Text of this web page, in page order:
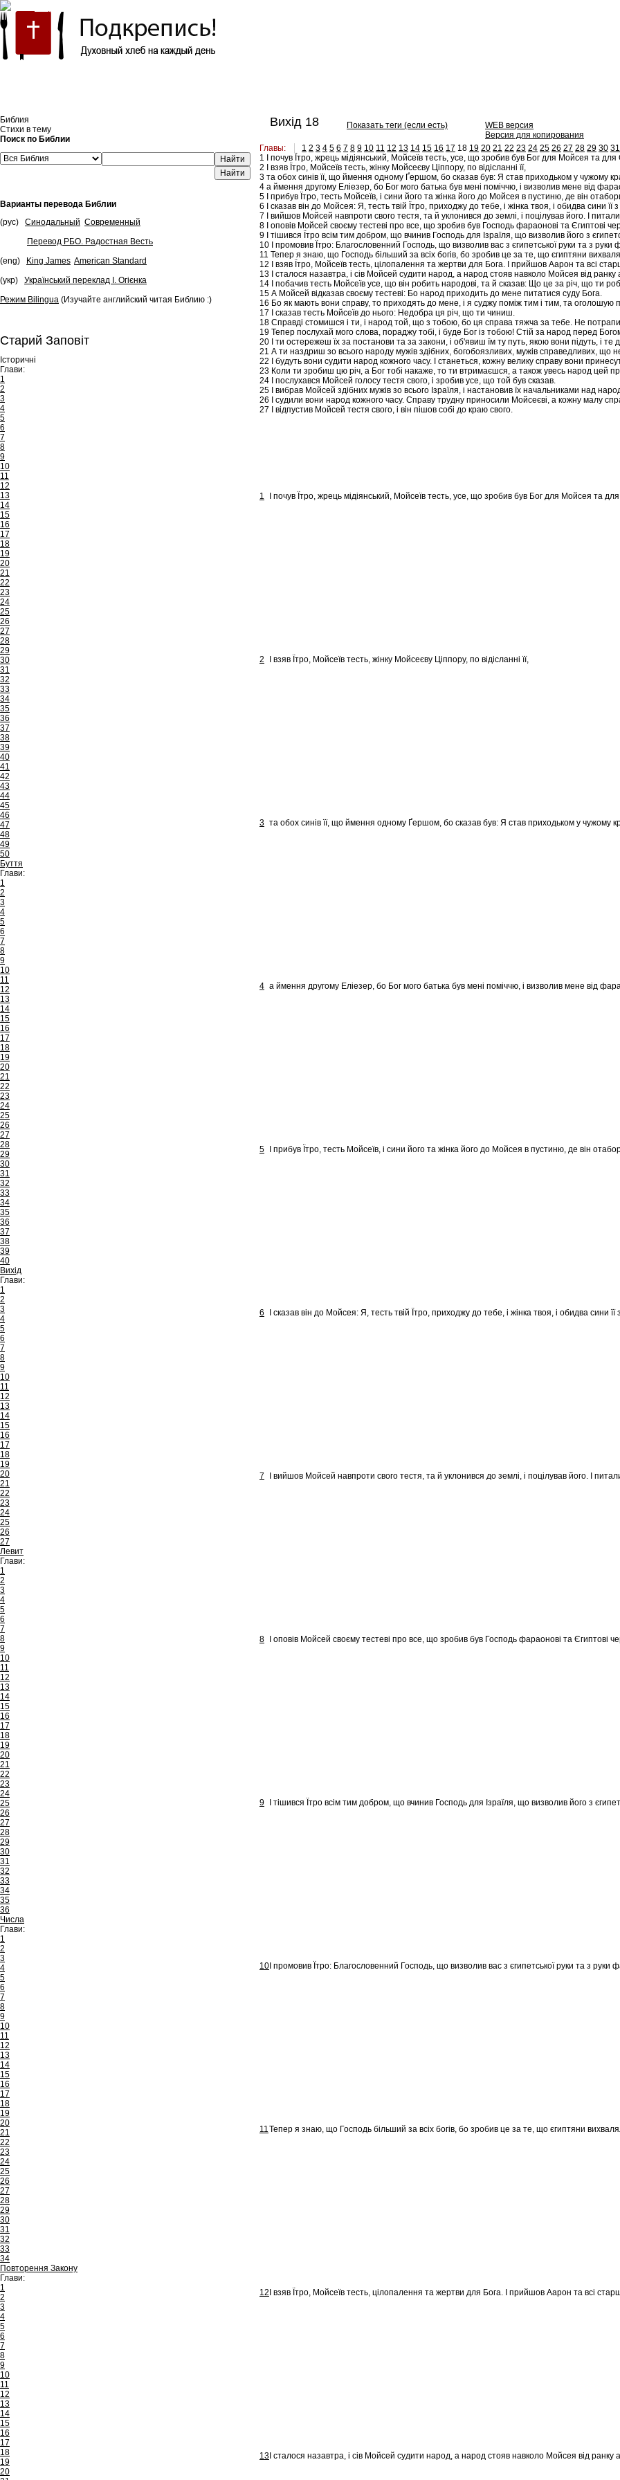
Библия
Стихи в тему
Поиск по Библии
Найти
Варианты перевода Библии
(рус)
Синодальный Современный
Перевод РБО. Радостная Весть
(eng)
King James American Standard
(укр)
Український переклад І. Огієнка
Режим Bilingua (Изучайте английский читая Библию :)
Старий Заповіт
Історичні
Глави:
1
2
3
4
5
6
7
8
9
10
11
12
13
14
15
16
17
18
19
20
21
22
23
24
25
26
27
28
29
30
31
32
33
34
35
36
37
38
39
40
41
42
43
44
45
46
47
48
49
50
Буття
Глави:
1
2
3
4
5
6
7
8
9
10
11
12
13
14
15
16
17
18
19
20
21
22
23
24
25
26
27
28
29
30
31
32
33
34
35
36
37
38
39
40
Вихід
Глави:
1
2
3
4
5
6
7
8
9
10
11
12
13
14
15
16
17
18
19
20
21
22
23
24
25
26
27
Левит
Глави:
1
2
3
4
5
6
7
8
9
10
11
12
13
14
15
16
17
18
19
20
21
22
23
24
25
26
27
28
29
30
31
32
33
34
35
36
Числа
Глави:
1
2
3
4
5
6
7
8
9
10
11
12
13
14
15
16
17
18
19
20
21
22
23
24
25
26
27
28
29
30
31
32
33
34
Повторення Закону
Глави:
1
2
3
4
5
6
7
8
9
10
11
12
13
14
15
16
17
18
19
20
Вихід 18 Показать теги (если есть)
WEB версия
Версия для копирования
Главы:
1 2 3 4 5 6 7 8 9 10 11 12 13 14 15 16 17 18 19 20 21 22 23 24 25 26 27 28 29 30 31
1 І почув Їтро, жрець мідіянський, Мойсеїв тесть, усе, що зробив був Бог для Мойсея та
2 І взяв Їтро, Мойсеїв тесть, жінку Мойсеєву Ціппору, по відісланні її,
3 та обох синів її, що ймення одному Ґершом, бо сказав був: Я став приходьком у чужому
4 а ймення другому Еліезер, бо Бог мого батька був мені поміччю, і визволив мене від
5 І прибув Їтро, тесть Мойсеїв, і сини його та жінка його до Мойсея в пустиню, де він
6 І сказав він до Мойсея: Я, тесть твій Їтро, приходжу до тебе, і жінка твоя, і обидва сини її
7 І вийшов Мойсей навпроти свого тестя, та й уклонився до землі, і поцілував його. І
8 І оповів Мойсей своєму тестеві про все, що зробив був Господь фараонові та Єгиптові
9 І тішився Їтро всім тим добром, що вчинив Господь для Ізраїля, що визволив його з
10 І промовив Їтро: Благословенний Господь, що визволив вас з єгипетської руки та з
11 Тепер я знаю, що Господь більший за всіх богів, бо зробив це за те, що єгиптяни
12 І взяв Їтро, Мойсеїв тесть, цілопалення та жертви для Бога. І прийшов Аарон та всі
13 І сталося назавтра, і сів Мойсей судити народ, а народ стояв навколо Мойсея від
14 І побачив тесть Мойсеїв усе, що він робить народові, та й сказав: Що це за річ, що ти
15 А Мойсей відказав своєму тестеві: Бо народ приходить до мене питатися суду Бога.
16 Бо як мають вони справу, то приходять до мене, і я суджу поміж тим і тим, та оголошую
17 І сказав тесть Мойсеїв до нього: Недобра ця річ, що ти чиниш.
18 Справді стомишся і ти, і народ той, що з тобою, бо ця справа тяжча за тебе. Не
19 Тепер послухай мого слова, пораджу тобі, і буде Бог із тобою! Стій за народ перед
20 І ти остережеш їх за постанови та за закони, і об'явиш їм ту путь, якою вони підуть, і те
21 А ти наздриш зо всього народу мужів здібних, богобоязливих, мужів справедливих,
22 І будуть вони судити народ кожного часу. І станеться, кожну велику справу вони
23 Коли ти зробиш цю річ, а Бог тобі накаже, то ти втримаєшся, а також увесь народ цей
24 І послухався Мойсей голосу тестя свого, і зробив усе, що той був сказав.
25 І вибрав Мойсей здібних мужів зо всього Ізраїля, і настановив їх начальниками над
26 І судили вони народ кожного часу. Справу трудну приносили Мойсеєві, а кожну малу
27 І відпустив Мойсей тестя свого, і він пішов собі до краю свого.
1 І почув Їтро, жрець мідіянський, Мойсеїв тесть, усе, що зробив був Бог для Мойсея та
2 І взяв Їтро, Мойсеїв тесть, жінку Мойсеєву Ціппору, по відісланні її,
3 та обох синів її, що ймення одному Ґершом, бо сказав був: Я став приходьком у чужому
4 а ймення другому Еліезер, бо Бог мого батька був мені поміччю, і визволив мене від
5 І прибув Їтро, тесть Мойсеїв, і сини його та жінка його до Мойсея в пустиню, де він
6 І сказав він до Мойсея: Я, тесть твій Їтро, приходжу до тебе, і жінка твоя, і обидва сини її
7 І вийшов Мойсей навпроти свого тестя, та й уклонився до землі, і поцілував його. І
8 І оповів Мойсей своєму тестеві про все, що зробив був Господь фараонові та Єгиптові
9 І тішився Їтро всім тим добром, що вчинив Господь для Ізраїля, що визволив його з
10 І промовив Їтро: Благословенний Господь, що визволив вас з єгипетської руки та з руки
11Тепер я знаю, що Господь більший за всіх богів, бо зробив це за те, що єгиптяни
12 І взяв Їтро, Мойсеїв тесть, цілопалення та жертви для Бога. І прийшов Аарон та всі
13 І сталося назавтра, і сів Мойсей судити народ, а народ стояв навколо Мойсея від ранку